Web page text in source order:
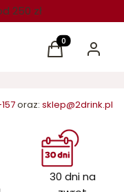
250 zł
Produkty w
Koszyk Zaloguj
oraz: sklep@2drink.pl
30 dni na